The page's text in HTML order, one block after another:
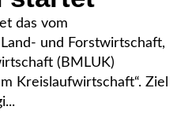
das vom
und Forstwirtschaft,
(BMLUK)
Kreislaufwirtschaft“. Ziel